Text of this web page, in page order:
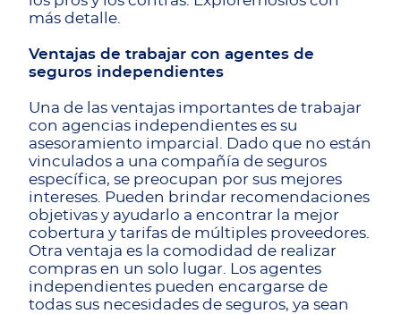
más detalle.
Ventajas de trabajar con agentes de
seguros independientes
Una de las ventajas importantes de trabajar
con agencias independientes es su
asesoramiento imparcial. Dado que no están
vinculados a una compañía de seguros
específica, se preocupan por sus mejores
intereses. Pueden brindar recomendaciones
objetivas y ayudarlo a encontrar la mejor
cobertura y tarifas de múltiples proveedores.
Otra ventaja es la comodidad de realizar
compras en un solo lugar. Los agentes
independientes pueden encargarse de
todas sus necesidades de seguros, ya sean